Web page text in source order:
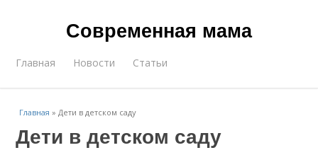
Современная мама
Главная Новости Статьи
Главная »Дети в детском саду
Дети в детском саду